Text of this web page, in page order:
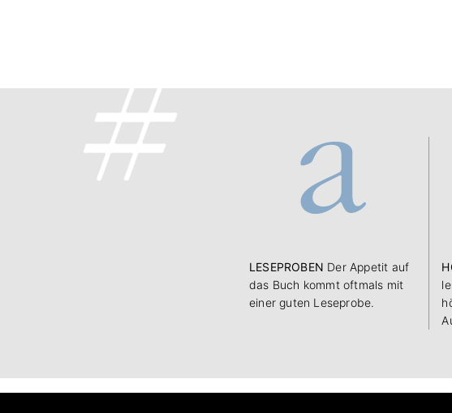
LESEPROBEN Der Appetit auf
das Buch kommt oftmals mit
einer guten Leseprobe.